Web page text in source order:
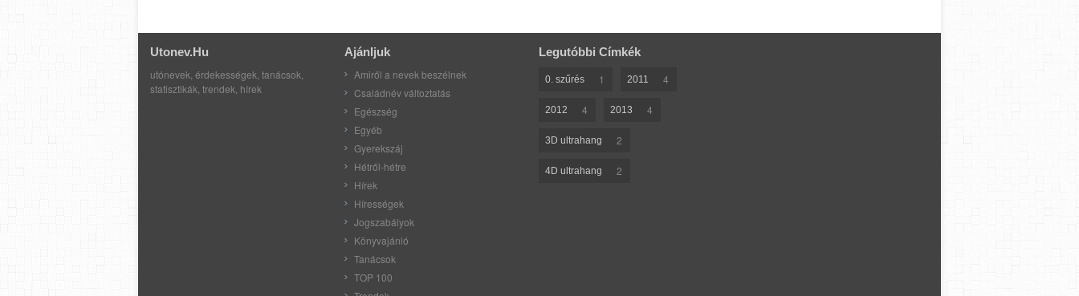
Utonev.hu
utónevek, érdekességek, tanácsok,
statisztikák, trendek, hírek
Ajánljuk
Amiről a nevek beszélnek
Családnév változtatás
Egészség
Egyéb
Gyerekszáj
Hétről-hétre
Hírek
Hírességek
Jogszabályok
Könyvajánló
Tanácsok
TOP 100
Legutóbbi Címkék
0. szűrés 1 2011 4
2012 4 2013 4
3D ultrahang 2
4D ultrahang 2